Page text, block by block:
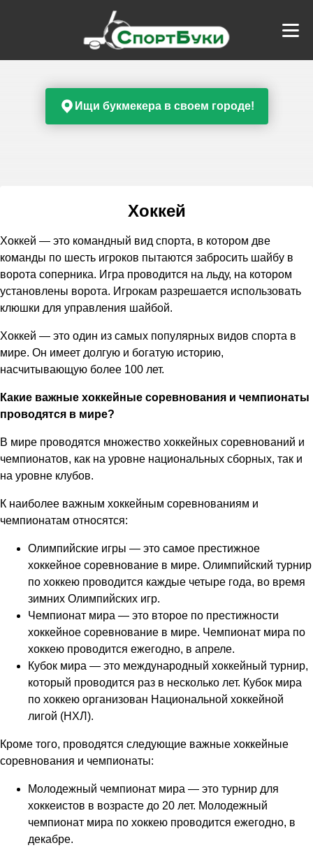
Ищи букмекера в своем городе!
Хоккей
Хоккей — это командный вид спорта, в котором две
команды по шесть игроков пытаются забросить шайбу в
ворота соперника. Игра проводится на льду, на котором
установлены ворота. Игрокам разрешается использовать
клюшки для управления шайбой.
Хоккей — это один из самых популярных видов спорта в
мире. Он имеет долгую и богатую историю,
насчитывающую более 100 лет.
Какие важные хоккейные соревнования и чемпионаты
проводятся в мире?
В мире проводятся множество хоккейных соревнований и
чемпионатов, как на уровне национальных сборных, так и
на уровне клубов.
К наиболее важным хоккейным соревнованиям и
чемпионатам относятся:
Олимпийские игры — это самое престижное
хоккейное соревнование в мире. Олимпийский турнир
по хоккею проводится каждые четыре года, во время
зимних Олимпийских игр.
Чемпионат мира — это второе по престижности
хоккейное соревнование в мире. Чемпионат мира по
хоккею проводится ежегодно, в апреле.
Кубок мира — это международный хоккейный турнир,
который проводится раз в несколько лет. Кубок мира
по хоккею организован Национальной хоккейной
лигой (НХЛ).
Кроме того, проводятся следующие важные хоккейные
соревнования и чемпионаты:
Молодежный чемпионат мира — это турнир для
хоккеистов в возрасте до 20 лет. Молодежный
чемпионат мира по хоккею проводится ежегодно, в
декабре.